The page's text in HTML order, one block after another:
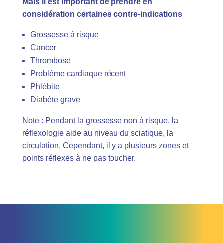
considération certaines contre-indications
Grossesse à risque
Cancer
Thrombose
Problème cardiaque récent
Phlébite
Diabète grave
Note : Pendant la grossesse non à risque, la
réflexologie aide au niveau du sciatique, la
circulation. Cependant, il y a plusieurs zones et
points réflexes à ne pas toucher.